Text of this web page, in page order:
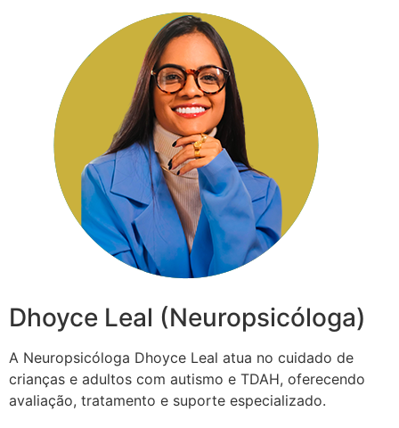
Dhoyce Leal (Neuropsicóloga)
A Neuropsicóloga Dhoyce Leal atua no cuidado de
crianças e adultos com autismo e TDAH, oferecendo
avaliação, tratamento e suporte especializado.